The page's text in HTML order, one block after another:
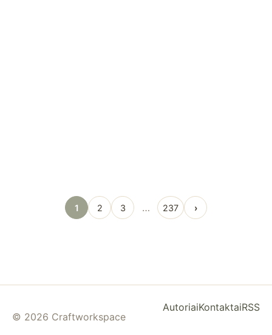
1 2 3 … 237 ›
© 2026 Craftworkspace
AutoriaiKontaktaiRSS